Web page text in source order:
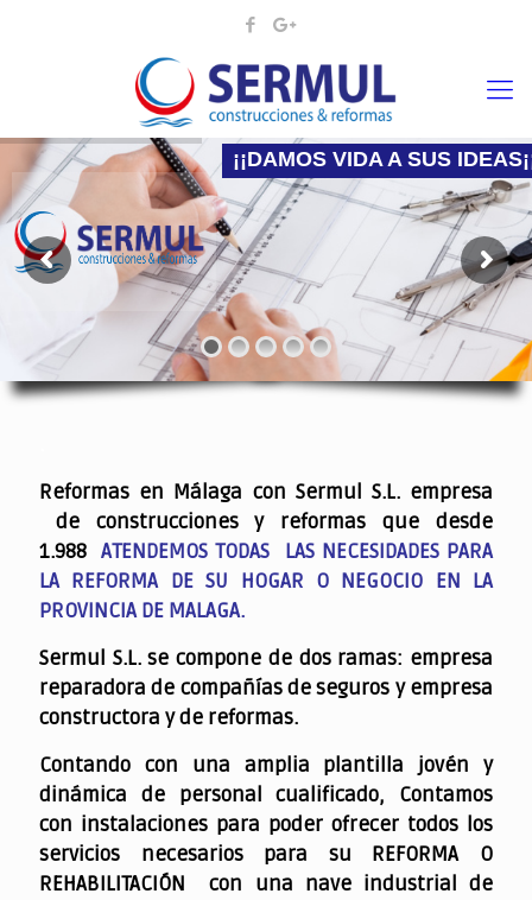
¡¡DAMOS VIDA A SUS
Nadie mejor que nosotros para hacer la reforma
Reformas en Málaga con Sermul S.L. empresa
de construcciones y reformas que desde
1.988ATENDEMOS TODAS LAS NECESIDADES PARA
LA REFORMA DE SU HOGAR O NEGOCIO EN LA
PROVINCIA DE MALAGA.
Sermul S.L. se compone de dos ramas: empresa
reparadora de compañías de seguros y empresa
constructora y de reformas.
Contando con una amplia plantilla jovén y
dinámica de personal cualificado, Contamos
con instalaciones para poder ofrecer todos los
servicios necesarios para su REFORMA O
REHABILITACIÓN con una nave industrial de